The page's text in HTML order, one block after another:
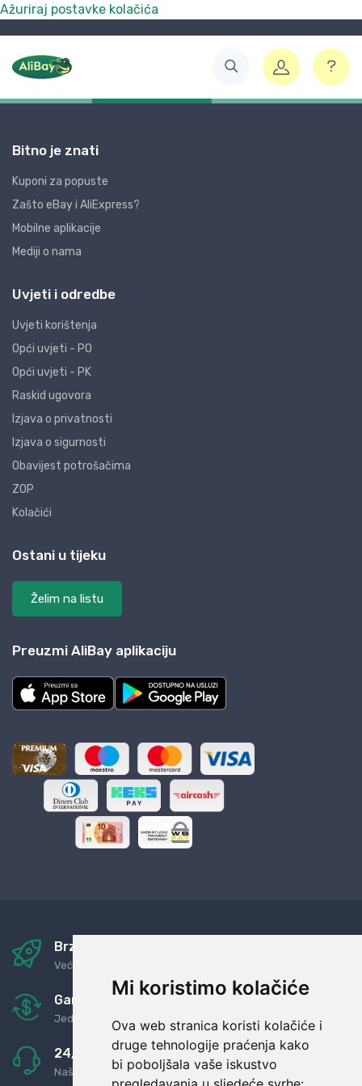
Mi koristimo kolačiće
Ova web stranica koristi kolačiće i
druge tehnologije praćenja kako
bi poboljšala vaše iskustvo
Ažuriraj postavke kolačića
Bitno je znati
Kuponi za popuste
Zašto eBay i AliExpress?
Mobilne aplikacije
Mediji o nama
Uvjeti i odredbe
Uvjeti korištenja
Opći uvjeti - PO
Opći uvjeti - PK
Raskid ugovora
Izjava o privatnosti
Izjava o sigurnosti
Obavijest potrošačima
ZOP
Kolačići
Ostani u tijeku
Želim na listu
Preuzmi AliBay aplikaciju
Brza i sigurna dostava
Već za nekoliko dana kod vas
Garancija u povrat novaca
Jednostavno pravilo: Roba za novac
24/7 odlična podrška
Naši agenti uvijek na raspolaganju